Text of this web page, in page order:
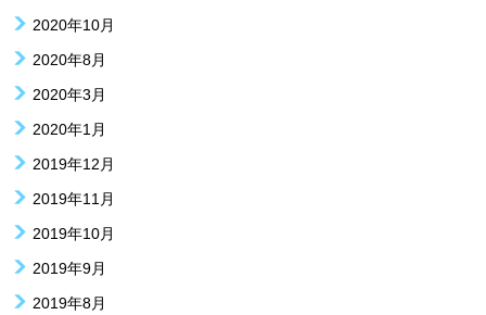
2020年10月
2020年8月
2020年3月
2020年1月
2019年12月
2019年11月
2019年10月
2019年9月
2019年8月